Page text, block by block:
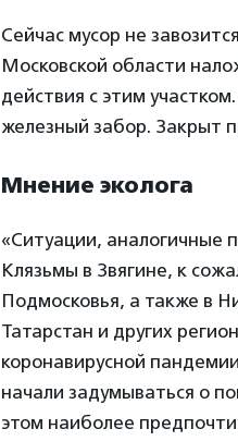
Сейчас мусор не
Московской области
действия с этим
железный забор. Закрыт
Мнение эколога
«Ситуации, аналогичные
Клязьмы в Звягине, к
Подмосковья, а также в
Татарстан и других
коронавирусной
начали задумываться о
этом наиболее